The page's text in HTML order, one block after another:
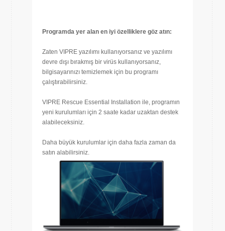
Programda yer alan en iyi özelliklere göz atın:
Zaten VIPRE yazılımı kullanıyorsanız ve yazılımı
devre dışı bırakmış bir virüs kullanıyorsanız,
bilgisayarınızı temizlemek için bu programı
çalıştırabilirsiniz.
VIPRE Rescue Essential Installation ile, programın
yeni kurulumları için 2 saate kadar uzaktan destek
alabileceksiniz.
Daha büyük kurulumlar için daha fazla zaman da
satın alabilirsiniz.